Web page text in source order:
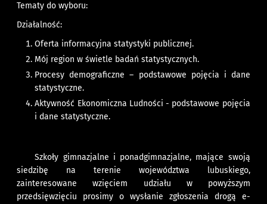
Tematy do wyboru:
Działalność:
Oferta informacyjna statystyki publicznej.
Mój region w świetle badań statystycznych.
Procesy demograficzne – podstawowe pojęcia i dane
statystyczne.
Aktywność Ekonomiczna Ludności - podstawowe pojęcia
i dane statystyczne.
Szkoły gimnazjalne i ponadgimnazjalne, mające swoją
siedzibę na terenie województwa lubuskiego,
zainteresowane wzięciem udziału w powyższym
przedsięwzięciu prosimy o wysłanie zgłoszenia drogą e-